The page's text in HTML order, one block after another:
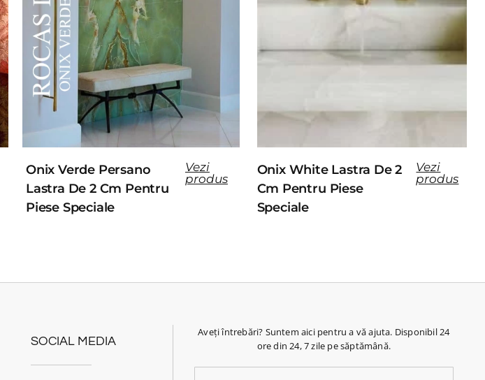
Onix Verde Persano
Lastra De 2 Cm Pentru
Piese Speciale
Vezi
produs
Onix White Lastra De 2
Cm Pentru Piese
Speciale
Vezi
produs
SOCIAL MEDIA
Aveți întrebări? Suntem aici pentru a vă ajuta. Disponibil 24
ore din 24, 7 zile pe săptămână.